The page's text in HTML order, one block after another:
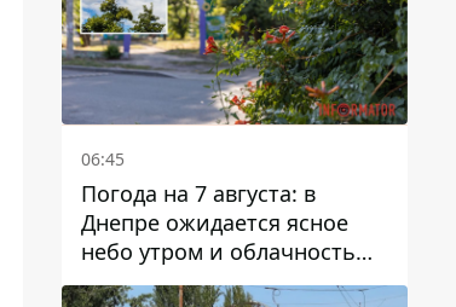
06:45
Погода на 7 августа: в
Днепре ожидается ясное
небо утром и облачность
после обеда